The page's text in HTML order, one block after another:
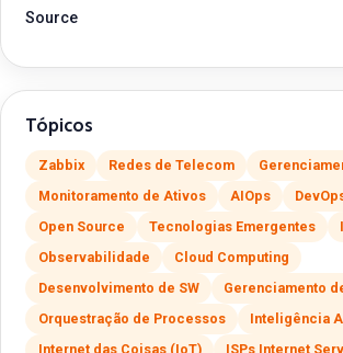
Source
Tópicos
Zabbix Redes de Telecom
Monitoramento de Ativos
AIOps
Open Source
Tecnologias Emergentes
Observabilidade
Cloud Computing
Desenvolvimento de SW
Gerenciamento
Orquestração de Processos
Inteligência
Internet das Coisas (IoT)
ISPs Internet